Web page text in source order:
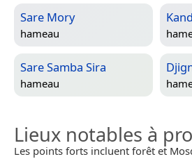
Sare Mory
hameau
Sare Samba Sira
hameau
Lieux notables à
Les points forts incluent forêt et